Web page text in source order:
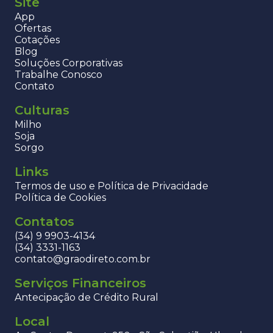
App
Ofertas
Cotações
Blog
Soluções Corporativas
Trabalhe Conosco
Contato
Culturas
Milho
Soja
Sorgo
Links
Termos de uso e Política de Privacidade
Política de Cookies
Contatos
(34) 9 9903-4134
(34) 3331-1163
contato@graodireto.com.br
Serviços Financeiros
Antecipação de Crédito Rural
Local